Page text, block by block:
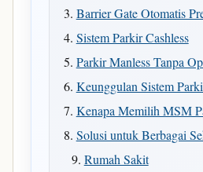
Barrier Gate Otomatis
Sistem Parkir Cashless
Parkir Manless Tanpa
Keunggulan Sistem
Kenapa Memilih MSM
Solusi untuk Berbagai
Rumah Sakit